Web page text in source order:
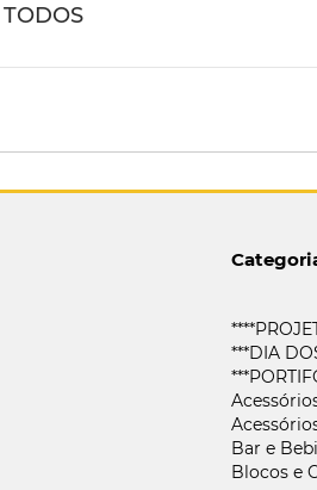
TODOS
***DIA
Bar e
Blocos e